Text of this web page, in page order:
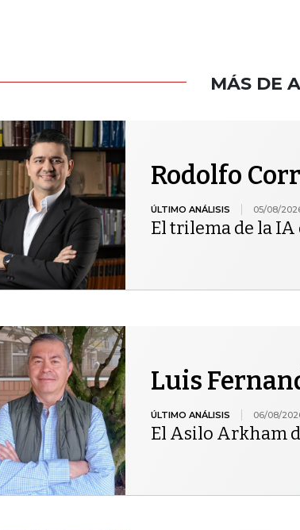
MÁS DE
Rodolfo
ÚLTIMO ANÁLISIS 05/08/
El trilema de la
Luis
ÚLTIMO ANÁLISIS 06/08/
El Asilo Arkham